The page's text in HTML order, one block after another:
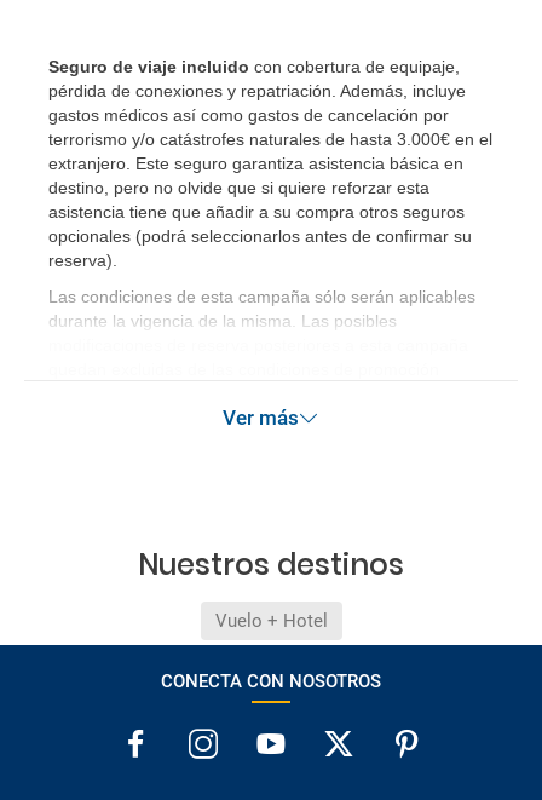
Seguro de viaje incluido con cobertura de equipaje,
pérdida de conexiones y repatriación. Además, incluye
gastos médicos así como gastos de cancelación por
terrorismo y/o catástrofes naturales de hasta 3.000€ en el
extranjero. Este seguro garantiza asistencia básica en
destino, pero no olvide que si quiere reforzar esta
asistencia tiene que añadir a su compra otros seguros
opcionales (podrá seleccionarlos antes de confirmar su
reserva)
Las condiciones de esta campaña sólo serán aplicables
durante la vigencia de la misma. Las posibles
Ver más
Nuestros destinos
Vuelo + Hotel
CONECTA CON NOSOTROS